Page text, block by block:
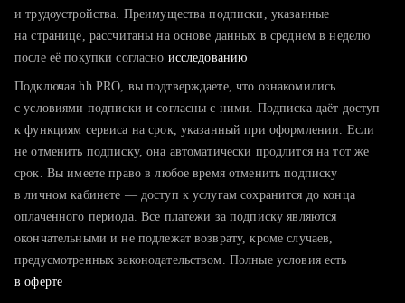
тратите много времени на поиск и вручную поднимаете
хотите сравнить себя с конкурентами и оценить шансы
и трудоустройства. Преимущества подписки, указанные
на странице, рассчитаны на основе данных в среднем в неделю
после её покупки согласно исследованию
Подключая hh PRO, вы подтверждаете, что ознакомились
с условиями подписки и согласны с ними. Подписка даёт доступ
к функциям сервиса на срок, указанный при оформлении. Если
не отменить подписку, она автоматически продлится на тот же
срок. Вы имеете право в любое время отменить подписку
в личном кабинете — доступ к услугам сохранится до конца
оплаченного периода. Все платежи за подписку являются
окончательными и не подлежат возврату, кроме случаев,
предусмотренных законодательством. Полные условия есть
в оферте